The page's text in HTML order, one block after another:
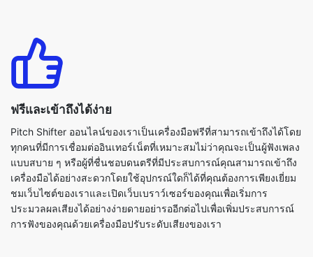
ฟรีและเข้าถึงได้ง่าย
Pitch Shifter ออนไลน์ของเราเป็นเครื่องมือฟรีที่สามารถเข้าถึงได้โดย
ทุกคนที่มีการเชื่อมต่ออินเทอร์เน็ตที่เหมาะสมไม่ว่าคุณจะเป็นผู้ฟังเพลง
เครื่องมือได้อย่างสะดวกโดยใช้อุปกรณ์ใดก็ได้ที่คุณต้องการเพียงเยี่ยม
ชมเว็บไซต์ของเราและเปิดเว็บเบราว์เซอร์ของคุณเพื่อเริ่มการ
ประมวลผลเสียงได้อย่างง่ายดายอย่ารออีกต่อไปเพื่อเพิ่มประสบการณ์
การฟังของคุณด้วยเครื่องมือปรับระดับเสียงของเรา